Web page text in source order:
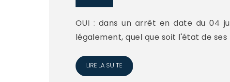
OUI : dans un arrêt en date du 04
légalement, quel que soit l'état de
LIRE LA SUITE